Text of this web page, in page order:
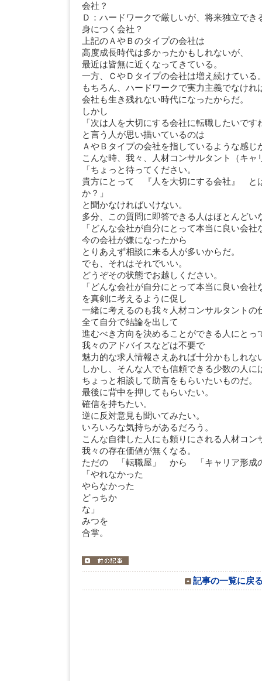
会社？
Ｄ：ハードワークで厳しいが、将来独立でき
身につく会社？
上記のＡやＢのタイプの会社は
高度成長時代は多かったかもしれないが、
最近は皆無に近くなってきている。
一方、ＣやＤタイプの会社は増え続けている
もちろん、ハードワークで実力主義でなけれ
会社も生き残れない時代になったからだ。
しかし
「次は人を大切にする会社に転職したいで
と言う人が思い描いているのは
ＡやＢタイプの会社を指しているような感じ
こんな時、我々、人材コンサルタント（キャ
「ちょっと待ってください。
貴方にとって 『人を大切にする会社』 と
か？」
と聞かなければいけない。
多分、この質問に即答できる人はほとんどい
「どんな会社が自分にとって本当に良い会
今の会社が嫌になったから
とりあえず相談に来る人が多いからだ。
でも、それはそれでいい。
どうぞその状態でお越しください。
「どんな会社が自分にとって本当に良い会
を真剣に考えるように促し
一緒に考えるのも我々人材コンサルタントの
全て自分で結論を出して
進むべき方向を決めることができる人にとっ
我々のアドバイスなどは不要で
魅力的な求人情報さえあれば十分かもしれな
しかし、そんな人でも信頼できる少数の人に
ちょっと相談して助言をもらいたいものだ。
最後に背中を押してもらいたい。
確信を持ちたい。
逆に反対意見も聞いてみたい。
いろいろな気持ちがあるだろう。
こんな自律した人にも頼りにされる人材コン
我々の存在価値が無くなる。
ただの 「転職屋」 から 「キャリア形成
「やれなかった
やらなかった
どっちか
な
みつを
合掌。
記事の一覧に戻